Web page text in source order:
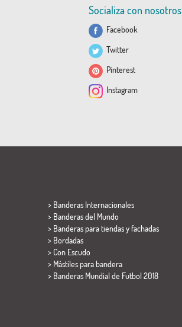
Socializa con nosotros
Facebook
Twitter
Pinterest
Instagram
> Banderas Internacionales
> Banderas del Mundo
> Banderas para tiendas y fachadas
> Bordadas
> Con Escudo
> Mástiles para bandera
> Banderas Mundial de Futbol 2018